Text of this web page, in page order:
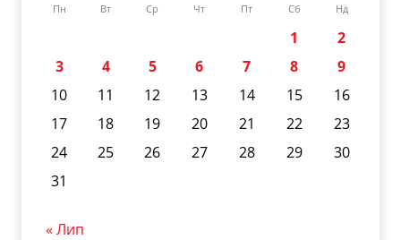
Пн Вт Ср Чт Пт Сб Нд
1
2
3
4 5 6 7 8
9
10
11 12 13 14 15
16
17
18 19 20 21 22
23
24
25 26 27 28 29
30
31
« Лип